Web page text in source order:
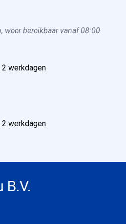
weer bereikbaar vanaf 08:00
werkdagen
werkdagen
B.V.